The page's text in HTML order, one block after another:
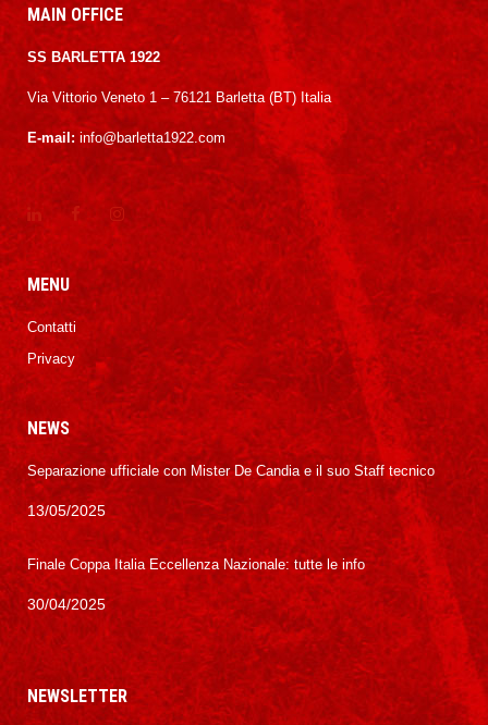
MAIN OFFICE
SS BARLETTA 1922
Via Vittorio Veneto 1 – 76121 Barletta (BT) Italia
E-mail: info@barletta1922.com
MENU
Contatti
Privacy
NEWS
Separazione ufficiale con Mister De Candia e il suo Staff tecnico
13/05/2025
Finale Coppa Italia Eccellenza Nazionale: tutte le info
30/04/2025
NEWSLETTER